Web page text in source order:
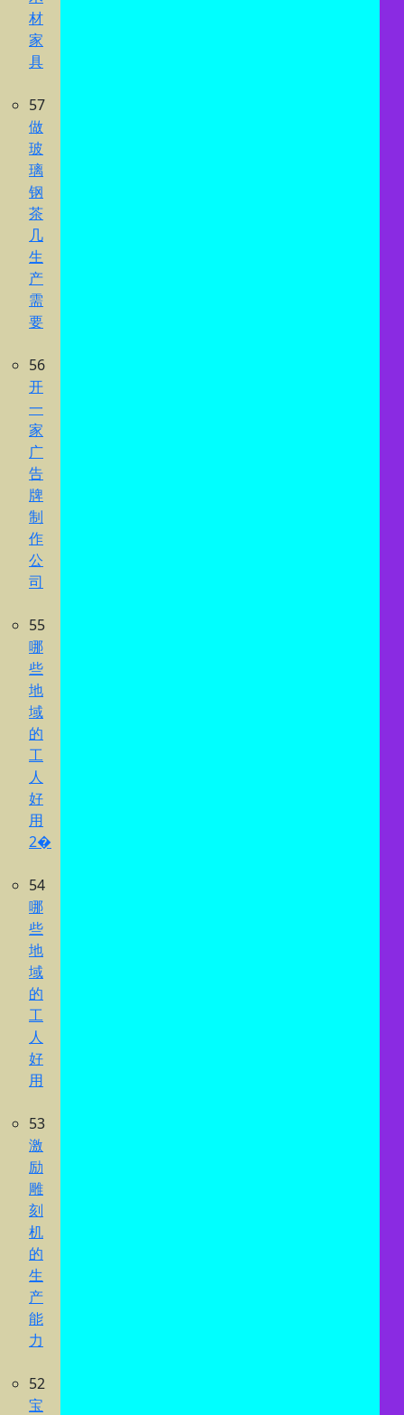
材
家
具
57
做
玻
璃
钢
茶
几
生
产
需
要
56
开
一
家
广
告
牌
制
作
公
司
55
哪
些
地
域
的
工
人
好
用
2�
54
哪
些
地
域
的
工
人
好
用
53
激
励
雕
刻
机
的
生
产
能
力
52
宝